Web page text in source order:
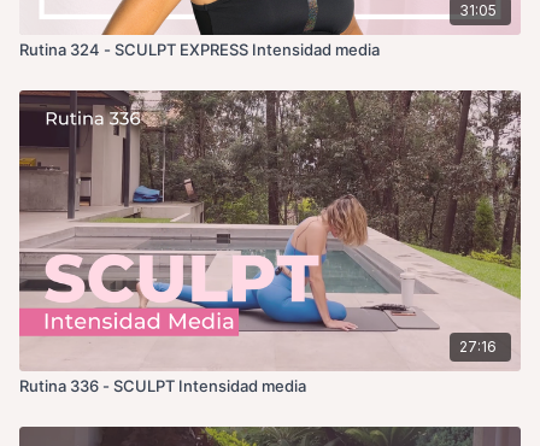
31:05
Rutina 324 - SCULPT EXPRESS Intensidad media
27:16
Rutina 336 - SCULPT Intensidad media